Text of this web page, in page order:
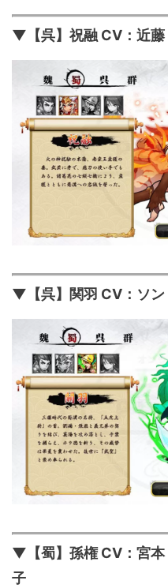
▼【呉】祝融 CV：近藤
▼【呉】関羽 CV：ソン
▼【蜀】孫権 CV：宮本
子